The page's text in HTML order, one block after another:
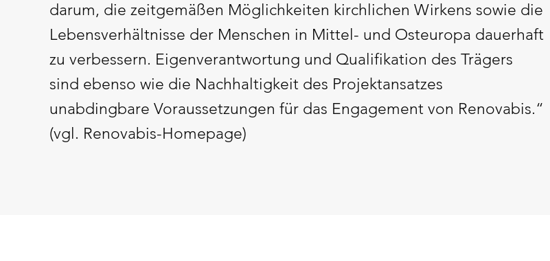
darum, die zeitgemäßen Möglichkeiten kirchlichen Wirkens sowie die
Lebensverhältnisse der Menschen in Mittel- und Osteuropa dauerhaft
zu verbessern. Eigenverantwortung und Qualifikation des Trägers
sind ebenso wie die Nachhaltigkeit des Projektansatzes
unabdingbare Voraussetzungen für das Engagement von Renovabis.“
(vgl. Renovabis-Homepage)